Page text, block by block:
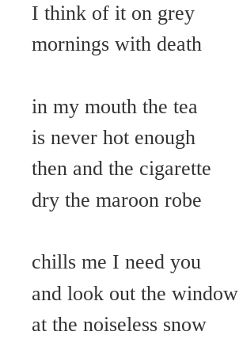
I think of it on grey
mornings with death
in my mouth the tea
is never hot enough
then and the cigarette
dry the maroon robe
chills me I need you
and look out the window
at the noiseless snow